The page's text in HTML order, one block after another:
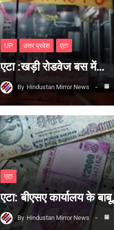
UP उत्तर प्रदेश एटा
एटा :खड़ी रोडवेज बस में…
By Hindustan Mirror News
एटा
एटा: बीएसए कार्यालय के
By Hindustan Mirror News